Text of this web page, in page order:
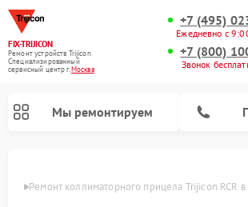
FIX-TRIJICON
Ремонт устройств Trijicon
Специализированный
cервисный центр г.Москва
+7 (495)
Ежедневно с
+7 (800)
Звонок
Мы ремонтируем
Ремонт коллиматорного прицела Trijicon RCR